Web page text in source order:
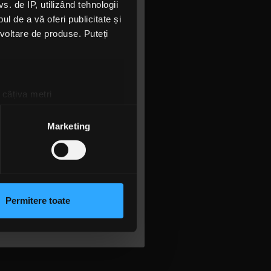
de IP, utilizând tehnologii
de a vă oferi publicitate și
de produse. Puteți
metri
la
secțiunea cu detalii
cu privire la modul în
urma folosirii serviciilor
Marketing
Permitere toate